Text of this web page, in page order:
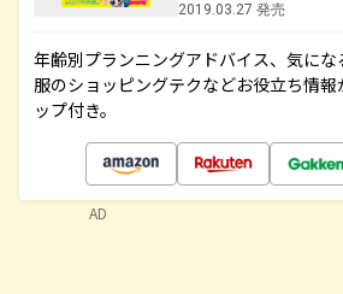
2019.03.27 発売
年齢別プランニングアドバイス、気に
服のショッピングテクなどお役立ち情
ップ付き。
AD